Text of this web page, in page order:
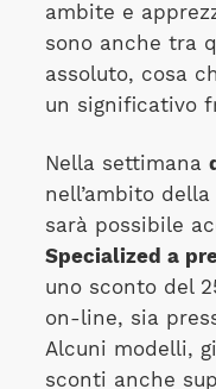
ambite e
sono anche tra
assoluto, cosa
un significativo
Nella settimana
nell’ambito
sarà possibile
Specialized a
uno sconto del
on-line, sia
Alcuni modelli,
sconti anche